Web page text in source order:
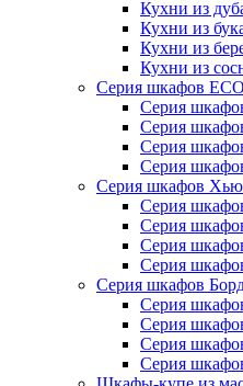
Кухни из
Кухни из
Кухни из
Кухни из
Серия шкафов
Серия
Серия
Серия
Серия
Серия шкафов
Серия
Серия
Серия
Серия
Серия шкафов
Серия
Серия
Серия
Серия